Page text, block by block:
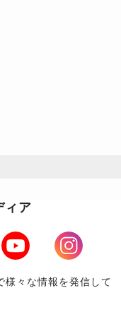
ィア
Youtube
Instagram
様々な情報を発信して